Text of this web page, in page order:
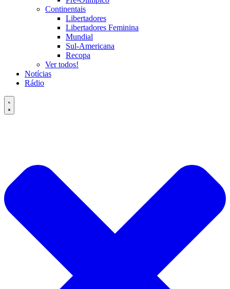
Continentais
Libertadores
Libertadores Feminina
Mundial
Sul-Americana
Recopa
Ver todos!
Notícias
Rádio